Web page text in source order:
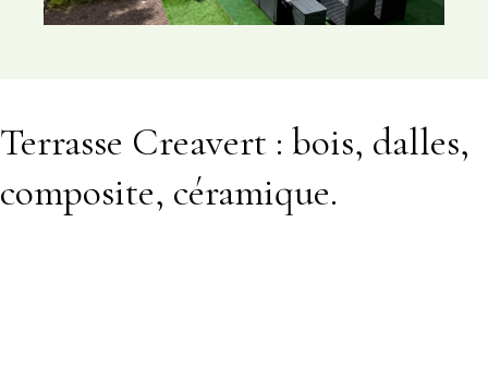
Terrasse Creavert : bois, dalles,
composite, céramique.